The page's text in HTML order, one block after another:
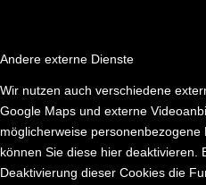
Andere externe Dienste
Wir nutzen auch verschiedene
Google Maps und externe
möglicherweise
können Sie diese hier deaktivieren.
Deaktivierung dieser Cookies die